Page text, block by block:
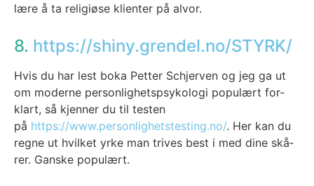
lære å ta reli­giø­se kli­en­ter på alvor.
8. https://shiny.grendel.no/STYRK/
Hvis du har lest boka Petter Schjer­ven og jeg ga ut
om moder­ne per­son­lig­hets­psy­ko­lo­gi popu­lært for­
klart, så kjen­ner du til tes­ten
på https://www.personlighetstesting.no/. Her kan du
reg­ne ut hvil­ket yrke man tri­ves best i med dine skå­
rer. Gans­ke popu­lært.